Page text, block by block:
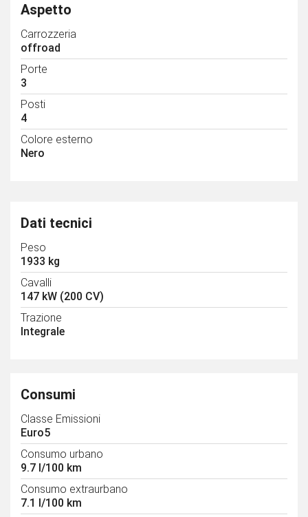
Aspetto
Carrozzeria
offroad
Porte
3
Posti
4
Colore esterno
Nero
Dati tecnici
Peso
1933 kg
Cavalli
147 kW (200 CV)
Trazione
Integrale
Consumi
Classe Emissioni
Euro5
Consumo urbano
9.7 l/100 km
Consumo extraurbano
7.1 l/100 km